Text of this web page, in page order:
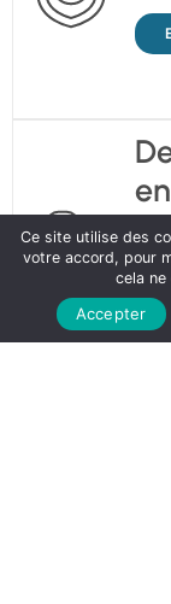
de
ligne
Ce site utilise des
votre accord, pour
cela ne
Accepter